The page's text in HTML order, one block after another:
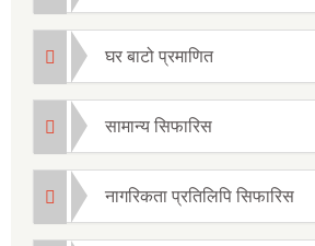
घर बाटो प्रमाणित
सामान्य सिफारिस
नागरिकता प्रतिलिपि सिफारिस